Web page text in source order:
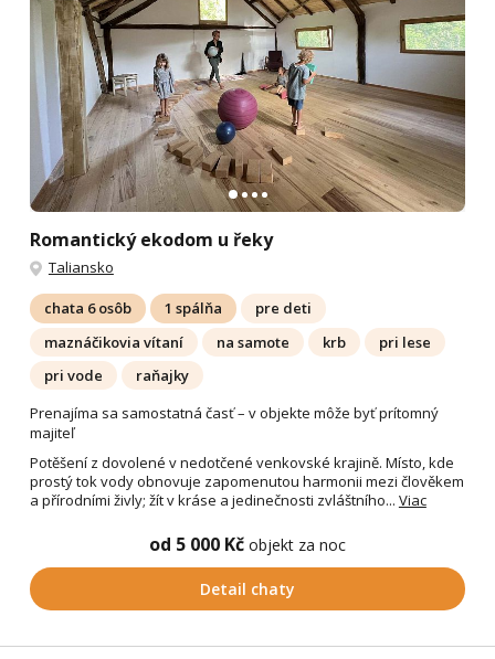
Romantický ekodom u řeky
Taliansko
chata 6 osôb 1 spálňa
pre deti
maznáčikovia vítaní
na samote krb
pri lese
pri vode
raňajky
Prenajíma sa samostatná časť – v objekte môže byť prítomný
majiteľ
Potěšení z dovolené v nedotčené venkovské krajině. Místo, kde
prostý tok vody obnovuje zapomenutou harmonii mezi člověkem
a přírodními živly; žít v kráse a jedinečnosti zvláštního... Viac
od 5 000 Kč objekt za noc
Detail chaty